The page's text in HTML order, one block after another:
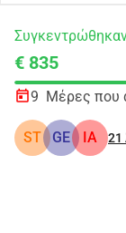
€ 835
9 Μέρες που
ST GE ΙΑ 21